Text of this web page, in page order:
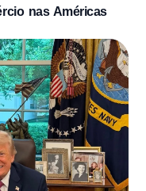
nas Américas